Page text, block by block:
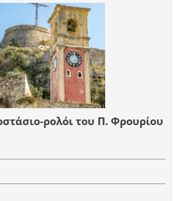
ρολόι του Π. Φρουρίου